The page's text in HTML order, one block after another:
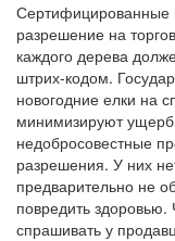
Сертифицированные
разрешение на
каждого дерева
штрих-кодом.
новогодние елки на
минимизируют
недобросовестные
разрешения. У них
предварительно не
повредить здоровью.
спрашивать у